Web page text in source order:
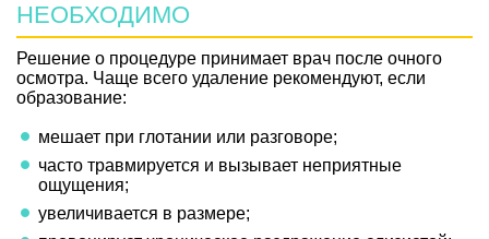
НЕОБХОДИМО
Решение о процедуре принимает врач после очного
осмотра. Чаще всего удаление рекомендуют, если
образование:
мешает при глотании или разговоре;
часто травмируется и вызывает неприятные
ощущения;
увеличивается в размере;